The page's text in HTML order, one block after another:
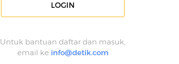
LOGIN
Untuk bantuan daftar dan masuk,
email ke info@detik.com